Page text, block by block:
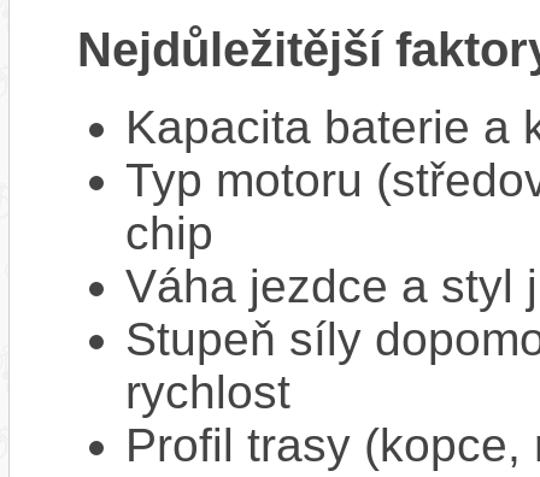
Nejdůležitější
Kapacita baterie a
Typ motoru
chip
Váha jezdce a styl
Stupeň síly
rychlost
Profil trasy